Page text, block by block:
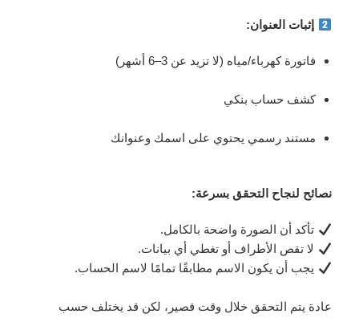
إثبات العنوان:
فاتورة كهرباء/مياه (لا تزيد عن 3–6 أشهر)
كشف حساب بنكي
مستند رسمي يحتوي على اسمك وعنوانك
نصائح لنجاح التحقق بسرعة:
تأكد أن الصورة واضحة بالكامل.
لا تقص الأطراف أو تغطي أي بيانات.
يجب أن يكون الاسم مطابقًا تمامًا لاسم الحساب.
عادة يتم التحقق خلال وقت قصير، لكن قد يختلف حسب